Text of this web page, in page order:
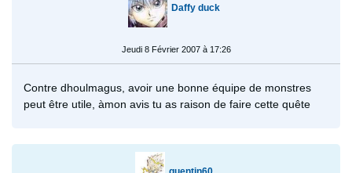
Daffy duck
Jeudi 8 Février 2007 à 17:26
Contre dhoulmagus, avoir une bonne équipe de monstres
peut être utile, àmon avis tu as raison de faire cette quête